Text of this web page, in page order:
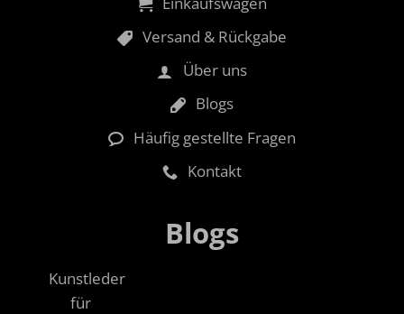
Versand & Rückgabe
Über uns
Blogs
Häufig gestellte Fragen
Kontakt
Blogs
Kunstleder
für